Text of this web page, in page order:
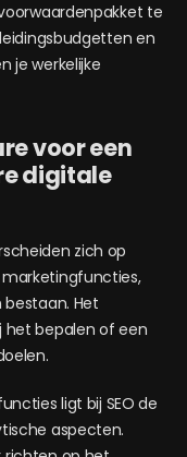
te
en
je werkelijke
voor een
digitale
zich op
bestaan. Het
het bepalen of een
ligt bij SEO de
aspecten.